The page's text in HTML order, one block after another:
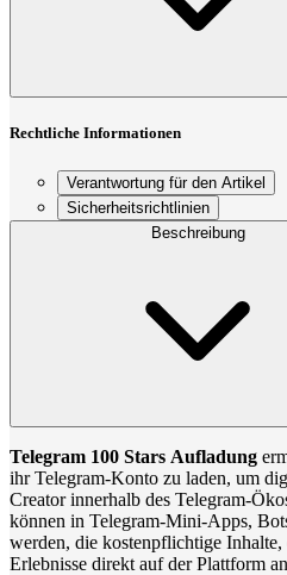
Rechtliche Informationen
Verantwortung für den Artikel
Sicherheitsrichtlinien
Beschreibung
Telegram 100 Stars Aufladung
ihr Telegram-Konto zu laden, um
Creator innerhalb des Telegram-
können in Telegram-Mini-Apps,
werden, die kostenpflichtige
Erlebnisse direkt auf der Plattform